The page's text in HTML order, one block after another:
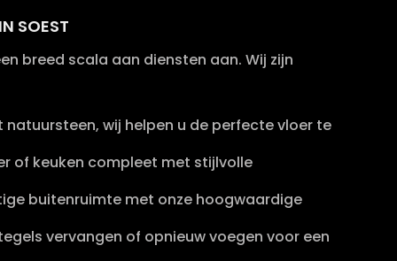
SOEST
breed scala aan diensten aan. Wij zijn
wij helpen u de perfecte vloer te
of keuken compleet met stijlvolle
buitenruimte met onze hoogwaardige
vervangen of opnieuw voegen voor een